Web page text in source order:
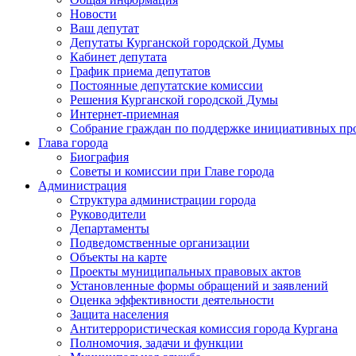
Новости
Ваш депутат
Депутаты Курганской городской Думы
Кабинет депутата
График приема депутатов
Постоянные депутатские комиссии
Решения Курганской городской Думы
Интернет-приемная
Собрание граждан по поддержке инициативных
Глава города
Биография
Советы и комиссии при Главе города
Администрация
Структура администрации города
Руководители
Департаменты
Подведомственные организации
Объекты на карте
Проекты муниципальных правовых актов
Установленные формы обращений и заявлений
Оценка эффективности деятельности
Защита населения
Антитеррористическая комиссия города Кургана
Полномочия, задачи и функции